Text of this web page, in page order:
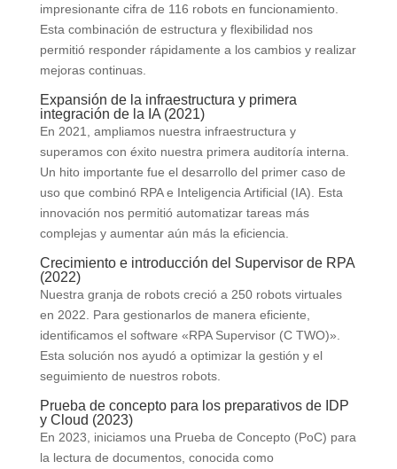
impresionante cifra de 116 robots en funcionamiento.
Esta combinación de estructura y flexibilidad nos
permitió responder rápidamente a los cambios y realizar
mejoras continuas.
Expansión de la infraestructura y primera
integración de la IA (2021)
En 2021, ampliamos nuestra infraestructura y
superamos con éxito nuestra primera auditoría interna.
Un hito importante fue el desarrollo del primer caso de
uso que combinó RPA e Inteligencia Artificial (IA). Esta
innovación nos permitió automatizar tareas más
complejas y aumentar aún más la eficiencia.
Crecimiento e introducción del Supervisor de RPA
(2022)
Nuestra granja de robots creció a 250 robots virtuales
en 2022. Para gestionarlos de manera eficiente,
identificamos el software «RPA Supervisor (C TWO)».
Esta solución nos ayudó a optimizar la gestión y el
seguimiento de nuestros robots.
Prueba de concepto para los preparativos de IDP
y Cloud (2023)
En 2023, iniciamos una Prueba de Concepto (PoC) para
la lectura de documentos, conocida como